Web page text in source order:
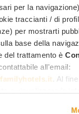
per la
traccianti / di
per mostrarti
base della
del trattamento è
all'email:
. Al
Tarif
per Email
vom Hotel
Nachname